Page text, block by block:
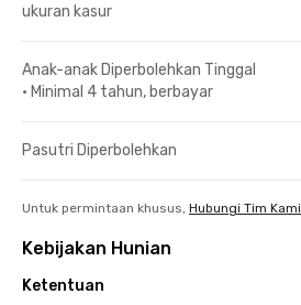
ukuran kasur
Anak-anak Diperbolehkan Tinggal
• Minimal 4 tahun, berbayar
Pasutri Diperbolehkan
Untuk permintaan khusus, Hubungi Tim Kami
Kebijakan Hunian
Ketentuan